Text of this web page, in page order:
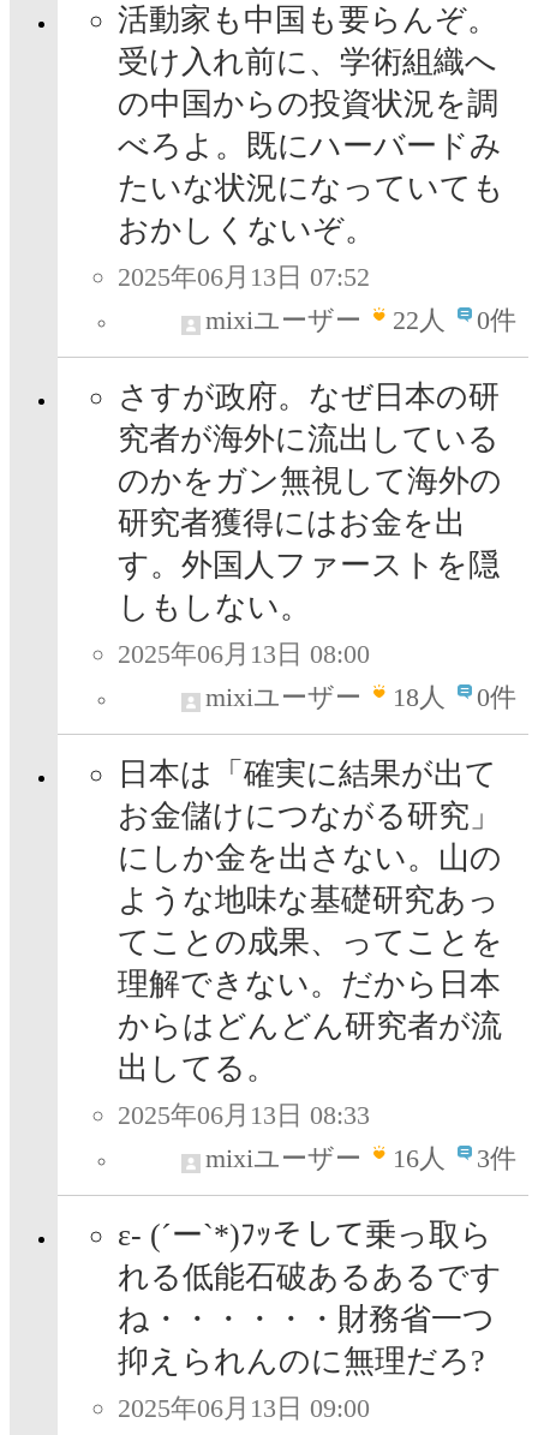
活動家も中国も要らんぞ。
受け入れ前に、学術組織へ
の中国からの投資状況を調
べろよ。既にハーバードみ
たいな状況になっていても
おかしくないぞ。
2025年06月13日 07:52
mixiユーザー
22人 0件
さすが政府。なぜ日本の研
究者が海外に流出している
のかをガン無視して海外の
研究者獲得にはお金を出
す。外国人ファーストを隠
しもしない。
2025年06月13日 08:00
mixiユーザー
18人 0件
日本は「確実に結果が出て
お金儲けにつながる研究」
にしか金を出さない。山の
ような地味な基礎研究あっ
てことの成果、ってことを
理解できない。だから日本
からはどんどん研究者が流
出してる。
2025年06月13日 08:33
mixiユーザー
16人 3件
ε- (´ー`*)ﾌｯそして乗っ取ら
れる低能石破あるあるです
ね・・・・・・財務省一つ
抑えられんのに無理だろ?
2025年06月13日 09:00